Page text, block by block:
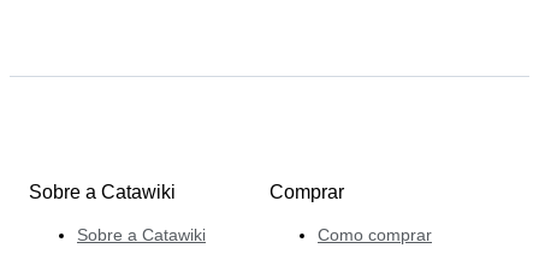
Sobre a Catawiki
Sobre a Catawiki
Comprar
Como comprar